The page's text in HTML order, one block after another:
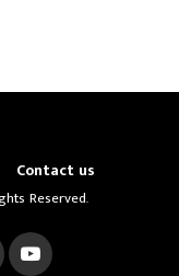
Contact us
Reserved.